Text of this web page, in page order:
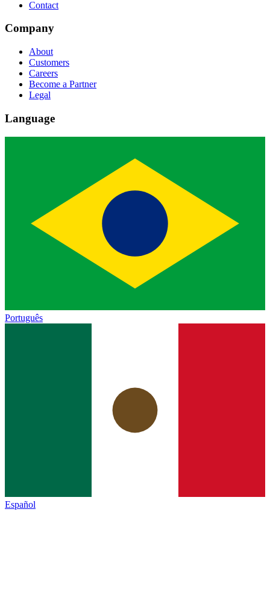
Contact
Company
About
Customers
Careers
Become a Partner
Legal
Language
Português
Español